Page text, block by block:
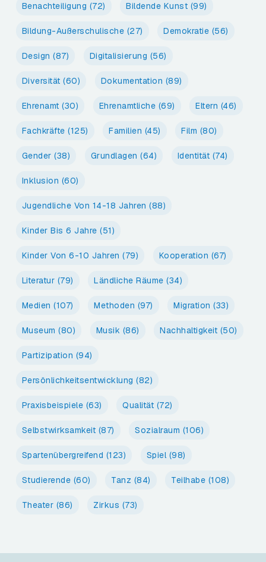
Benachteiligung (72) Bildende Kunst (99)
Bildung-Außerschulische (27) Demokratie (56)
Design (87) Digitalisierung (56)
Diversität (60) Dokumentation (89)
Ehrenamt (30) Ehrenamtliche (69) Eltern (46)
Fachkräfte (125) Familien (45) Film (80)
Gender (38) Grundlagen (64) Identität (74)
Inklusion (60)
Jugendliche Von 14-18 Jahren (88)
Kinder Bis 6 Jahre (51)
Kinder Von 6-10 Jahren (79) Kooperation (67)
Literatur (79) Ländliche Räume (34)
Medien (107) Methoden (97) Migration (33)
Museum (80) Musik (86) Nachhaltigkeit (50)
Partizipation (94)
Persönlichkeitsentwicklung (82)
Praxisbeispiele (63) Qualität (72)
Selbstwirksamkeit (87) Sozialraum (106)
Spartenübergreifend (123) Spiel(98)
Studierende (60) Tanz (84) Teilhabe (108)
Theater (86) Zirkus (73)